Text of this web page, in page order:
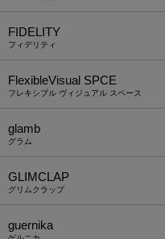
FIDELITY
フィデリティ
FlexibleVisual SPCE
フレキシブル ヴィジュアル スペース
glamb
グラム
GLIMCLAP
グリムクラップ
guernika